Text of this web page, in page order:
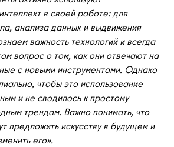
в своей работе: для
анализа данных и выдвижения
важность технологий и всегда
вопрос о том, как они отвечают на
с новыми инструментами. Однако
чтобы это использование
и не сводилось к простому
трендам. Важно понимать, что
предложить искусству в будущем и
его».